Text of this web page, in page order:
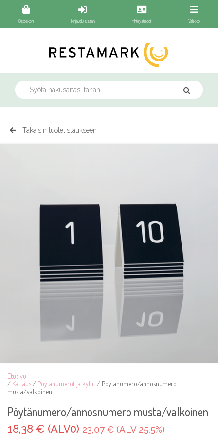
Takaisin tuotelistaukseen
Etusivu
/ Kattaus / Pöytänumerot ja kyltit / Pöytänumero/annosnumero
musta/valkoinen
Pöytänumero/annosnumero musta/valkoinen
18,38 € (ALV0) 23,07 € (ALV 25.5%)
Ostoskori Kirjaudu sisään Yhteystiedot Valikko